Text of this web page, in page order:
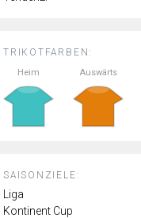
TRIKOTFARBEN:
Heim Auswärts
SAISONZIELE:
Liga
Kontinent Cup